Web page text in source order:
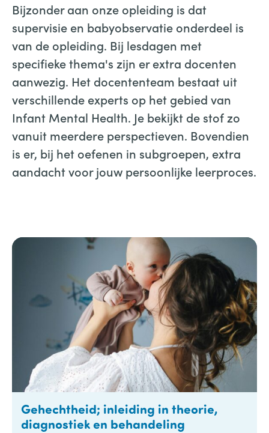
Bijzonder aan onze opleiding is dat
supervisie en babyobservatie onderdeel is
van de opleiding. Bij lesdagen met
specifieke thema's zijn er extra docenten
aanwezig. Het docententeam bestaat uit
verschillende experts op het gebied van
Infant Mental Health. Je bekijkt de stof zo
vanuit meerdere perspectieven. Bovendien
is er, bij het oefenen in subgroepen, extra
aandacht voor jouw persoonlijke leerproces.
Gehechtheid; inleiding in theorie,
diagnostiek en behandeling